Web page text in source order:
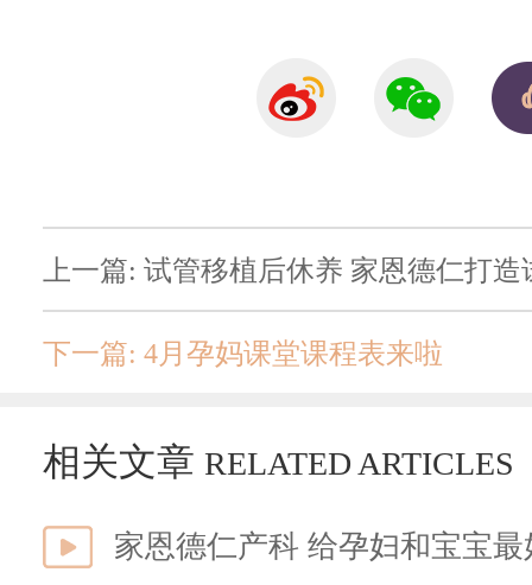
上一篇: 试管移植后休养 家恩德仁打
下一篇: 4月孕妈课堂课程表来啦
相关文章 RELATED ARTICLES
家恩德仁产科 给孕妇和宝宝